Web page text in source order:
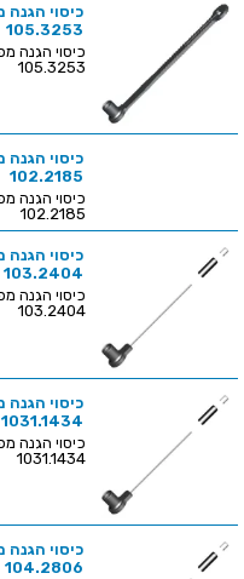
105.3253
105.3253 ...
102.2185
102.2185 ...
103.2404
103.2404 ...
1031.1434
1031.1434 ...
104.2806